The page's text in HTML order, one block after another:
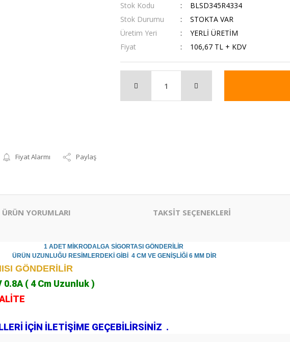
Fiyat Alarmı Paylaş
Stok Kodu
BLSD345R4334
Stok Durumu
STOKTA VAR
Üretim Yeri
YERLİ ÜRETİM
Fiyat
106,67 TL + KDV
ÜRÜN YORUMLARI TAKSİT SEÇENEKLERİ
1 ADET MİKRODALGA SİGORTASI GÖNDERİLİR
ÜRÜN UZUNLUĞU RESİMLERDEKİ GİBİ 4 CM VE GENİŞLİĞİ 6 MM DİR
GÖNDERİLİR
( 4 Cm Uzunluk )
İÇİN İLETİŞİME GEÇEBİLİRSİNİZ .